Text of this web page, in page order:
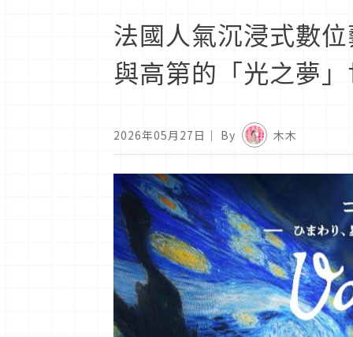
法國人氣沉浸式數
與高第的「光之夢
2026年05月27日 ｜ By 木木